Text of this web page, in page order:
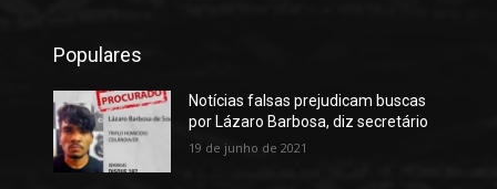
Populares
Notícias falsas prejudicam buscas
por Lázaro Barbosa, diz secretário
19 de junho de 2021